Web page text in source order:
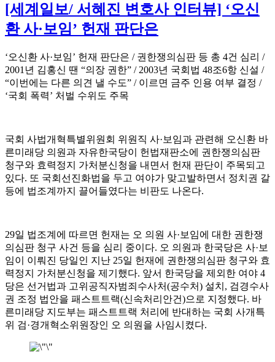
[세계일보/ 서혜진 변호사 인터뷰] ‘오신
환 사·보임’ 헌재 판단은
‘오신환 사·보임’ 헌재 판단은 / 권한쟁의심판 등 총 4건 심리 /
2001년 김홍신 땐 “의장 권한” / 2003년 국회법 48조6항 신설 /
“이번에는 다른 의견 낼 수도” / 이르면 금주 인용 여부 결정 /
‘국회 폭력’ 처벌 수위도 주목
국회 사법개혁특별위원회 위원직 사·보임과 관련해 오신환 바
른미래당 의원과 자유한국당이 헌법재판소에 권한쟁의심판
청구와 효력정지 가처분신청을 내면서 헌재 판단이 주목되고
있다. 또 국회선진화법을 두고 여야가 맞고발하면서 정치권 갈
등에 법조계까지 끌어들였다는 비판도 나온다.
29일 법조계에 따르면 헌재는 오 의원 사·보임에 대한 권한쟁
의심판 청구 사건 등을 심리 중이다. 오 의원과 한국당은 사·보
임이 이뤄진 당일인 지난 25일 헌재에 권한쟁의심판 청구와 효
력정지 가처분신청을 제기했다. 앞서 한국당을 제외한 여야 4
당은 선거법과 고위공직자범죄수사처(공수처) 설치, 검경수사
권 조정 법안을 패스트트랙(신속처리안건)으로 지정했다. 바
른미래당 지도부는 패스트트랙 처리에 반대하는 국회 사개특
위 검·경개혁소위원장인 오 의원을 사임시켰다.